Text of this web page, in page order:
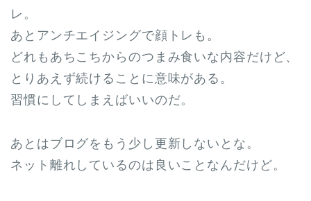
レ。
あとアンチエイジングで顔トレも。
どれもあちこちからのつまみ食いな内容だけど、
とりあえず続けることに意味がある。
習慣にしてしまえばいいのだ。
あとはブログをもう少し更新しないとな。
ネット離れしているのは良いことなんだけど。